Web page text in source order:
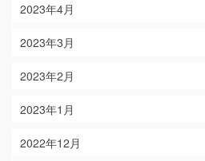
2023年4月
2023年3月
2023年2月
2023年1月
2022年12月